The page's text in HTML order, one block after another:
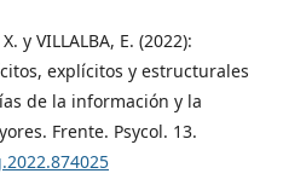
y VILLALBA, E. (2022):
explícitos y estructurales
de la información y la
Frente. Psycol. 13.